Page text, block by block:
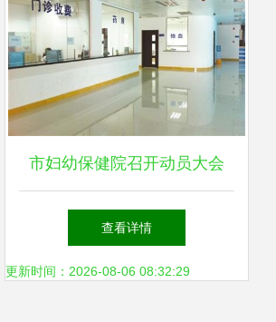
市妇幼保健院召开动员大会
全面启动JCI认证工作
查看详情
更新时间：2026-08-06 08:32:29